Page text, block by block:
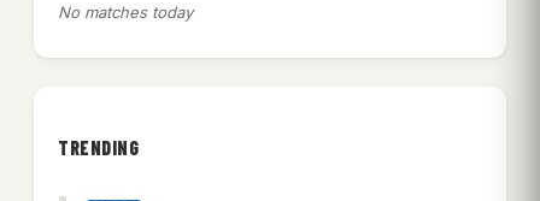
No matches today
TRENDING